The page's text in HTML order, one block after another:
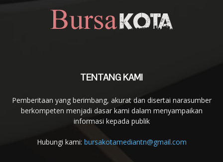
TENTANG KAMI
Pemberitaan yang berimbang, akurat dan disertai narasumber
berkompeten menjadi dasar kami dalam menyampaikan
informasi kepada publik
Hubungi kami: bursakotamediantn@gmail.com